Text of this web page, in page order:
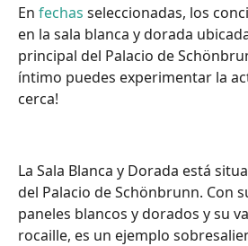
En fechas seleccionadas, los
en la sala blanca y dorada
principal del Palacio de
íntimo puedes experimentar la
cerca!
La Sala Blanca y Dorada está
del Palacio de Schönbrunn. Con
paneles blancos y dorados y su
rocaille, es un ejemplo